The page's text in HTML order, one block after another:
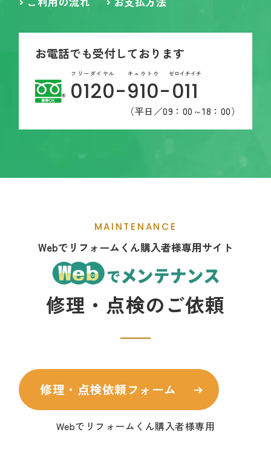
お電話でも受付しております
0120
フリーダイヤル
-910
キュウトウ
-011
ゼロイチイチ
（平日／09：00～18：00）
MAINTENANCE
Webでリフォームくん購入者様専用サイト
修理・点検のご依頼
修理・点検依頼フォーム
Webでリフォームくん購入者様専用